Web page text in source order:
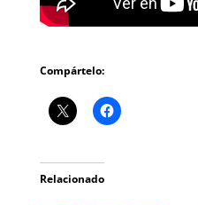
Compártelo:
Relacionado